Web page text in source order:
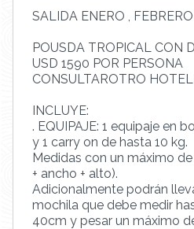
SALIDA ENERO ,
POUSDA TROPICAL CON
USD 1590 POR PERSONA
CONSULTAROTRO
INCLUYE:
. EQUIPAJE: 1 equipaje en
y 1 carry on de hasta 10 kg.
Medidas con un máximo
+ ancho + alto).
Adicionalmente podrán
mochila que debe medir
40cm y pesar un máximo